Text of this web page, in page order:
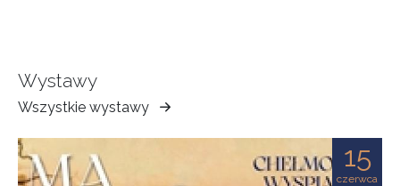
Wystawy
Wszystkie wystawy
Muzeum
Ziemi
Tarnowskiej
15
czerwca